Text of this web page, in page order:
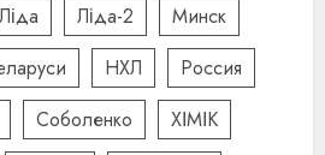
Ліда Ліда-2
Минск
НХЛ
Россия
Соболенко
ХІМІК